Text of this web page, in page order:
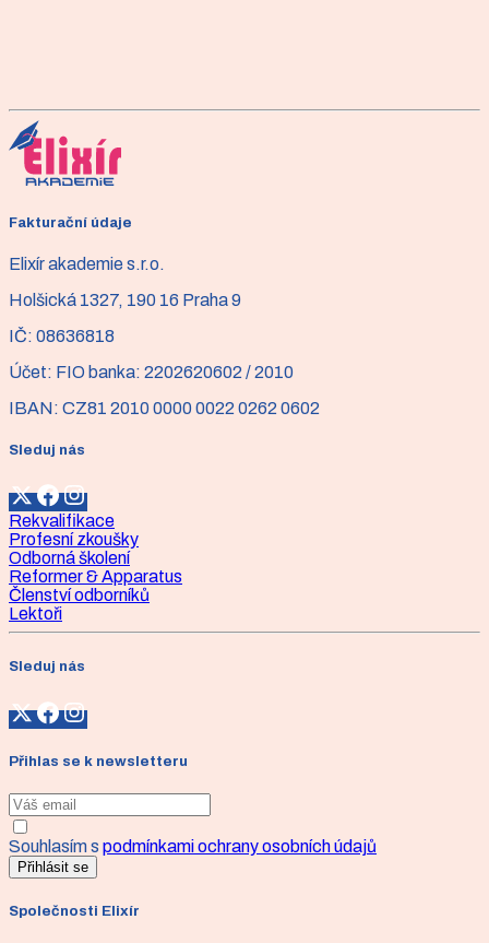
intenzivní, že byste nejraději celý den zůstali v posteli.
Článek
Cvičení pilates - od chodidla
Chodidlo - Základ pro správné držení těla. Na malém
prostorovém úseku držíme váhu celého těla.
Fakturační údaje
Elixír akademie s.r.o.
Holšická 1327, 190 16 Praha 9
IČ: 08636818
Účet: FIO banka: 2202620602 / 2010
IBAN: CZ81 2010 0000 0022 0262 0602
Sleduj nás
Rekvalifikace
Profesní zkoušky
Odborná školení
Reformer & Apparatus
Členství odborníků
Lektoři
Sleduj nás
Přihlas se k newsletteru
Souhlasím s podmínkami ochrany osobních údajů
Přihlásit se
Společnosti Elixír